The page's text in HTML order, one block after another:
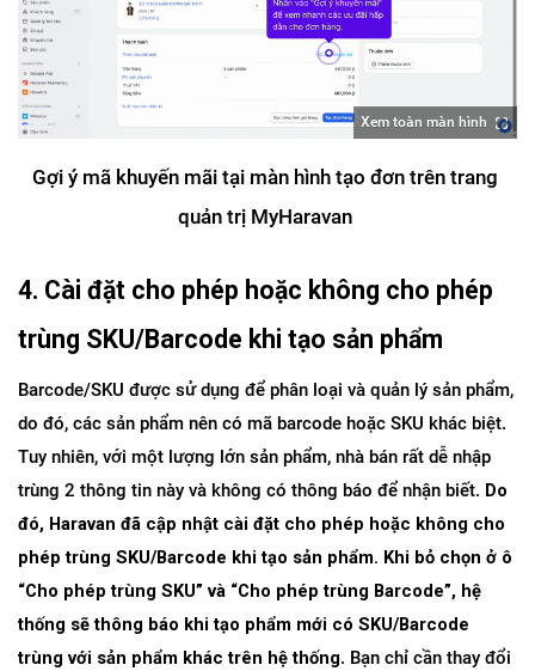
Xem toàn màn hình
Gợi ý mã khuyến mãi tại màn hình tạo đơn trên trang
quản trị MyHaravan
4. Cài đặt cho phép hoặc không cho phép
trùng SKU/Barcode khi tạo sản phẩm
Barcode/SKU được sử dụng để phân loại và quản lý sản phẩm,
do đó, các sản phẩm nên có mã barcode hoặc SKU khác biệt.
Tuy nhiên, với một lượng lớn sản phẩm, nhà bán rất dễ nhập
trùng 2 thông tin này và không có thông báo để nhận biết. Do
đó, Haravan đã cập nhật cài đặt cho phép hoặc không cho
phép trùng SKU/Barcode khi tạo sản phẩm. Khi bỏ chọn ở ô
“Cho phép trùng SKU” và “Cho phép trùng Barcode”, hệ
thống sẽ thông báo khi tạo phẩm mới có SKU/Barcode
trùng với sản phẩm khác trên hệ thống. Bạn chỉ cần thay đổi